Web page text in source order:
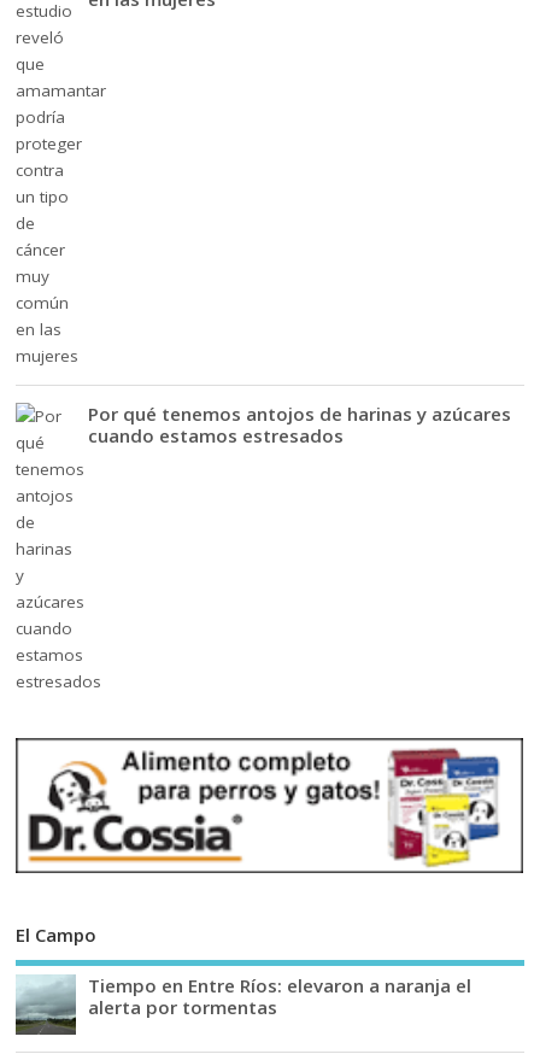
Por qué tenemos antojos de harinas y azúcares
cuando estamos estresados
El Campo
Tiempo en Entre Ríos: elevaron a naranja el
alerta por tormentas